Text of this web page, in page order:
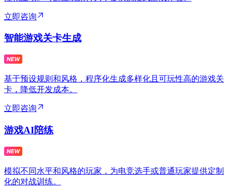
立即咨询
智能游戏关卡生成
基于预设规则和风格，程序化生成多样化且可玩性高的游戏关
卡，降低开发成本。
立即咨询
游戏AI陪练
模拟不同水平和风格的玩家，为电竞选手或普通玩家提供定制
化的对战训练。